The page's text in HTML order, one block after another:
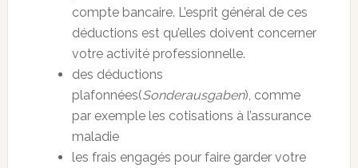
compte bancaire. L’esprit général de ces
déductions est qu’elles doivent concerner
votre activité professionnelle.
des déductions
plafonnées(Sonderausgaben), comme
par exemple les cotisations à l’assurance
maladie
les frais engagés pour faire garder votre